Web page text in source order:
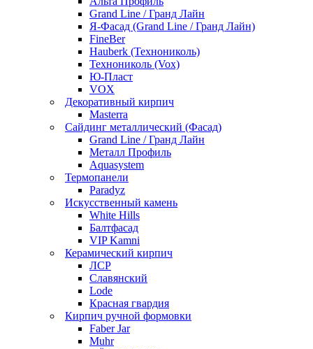
Grand Line / Гранд Лайн
Я-Фасад (Grand Line / Гранд Лайн)
FineBer
Hauberk (Технониколь)
Технониколь (Vox)
Ю-Пласт
VOX
Декоративный кирпич
Masterra
Сайдинг металлический (Фасад)
Grand Line / Гранд Лайн
Металл Профиль
Aquasystem
Термопанели
Paradyz
Искусственный камень
White Hills
Балтфасад
VIP Kamni
Керамический кирпич
ЛСР
Славянский
Lode
Красная гвардия
Кирпич ручной формовки
Faber Jar
Muhr